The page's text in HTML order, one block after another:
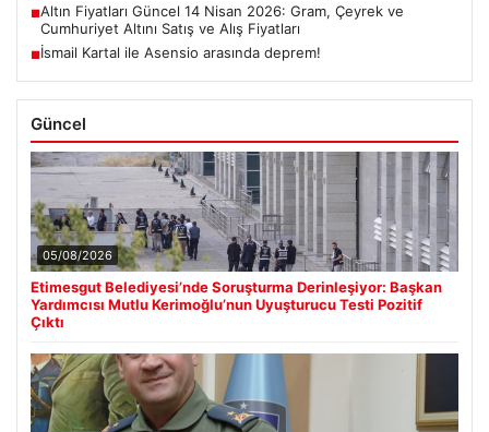
■Altın Fiyatları Güncel 14 Nisan 2026: Gram, Çeyrek ve
Cumhuriyet Altını Satış ve Alış Fiyatları
■İsmail Kartal ile Asensio arasında deprem!
Güncel
05/08/2026
Etimesgut Belediyesi’nde Soruşturma Derinleşiyor: Başkan
Yardımcısı Mutlu Kerimoğlu’nun Uyuşturucu Testi Pozitif
Çıktı